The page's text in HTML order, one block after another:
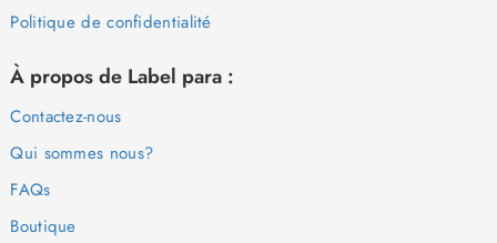
Politique de confidentialité
À propos de Label para :
Contactez-nous
Qui sommes nous?
FAQs
Boutique